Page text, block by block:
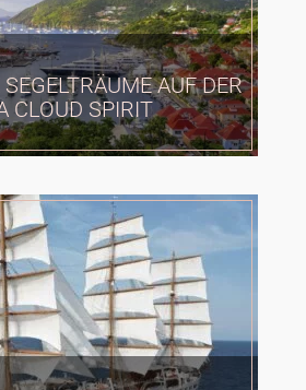
AUF DER
CLOUD SPIRIT